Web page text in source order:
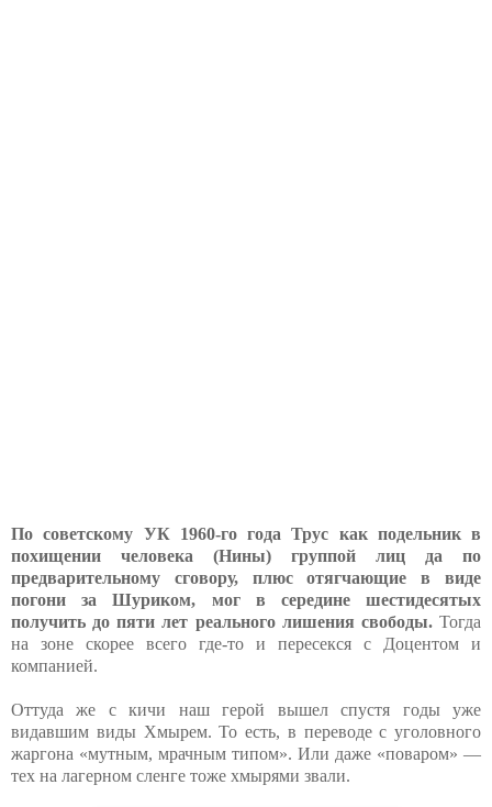
По советскому УК 1960-го года Трус как подельник в
похищении человека (Нины) группой лиц да по
предварительному сговору, плюс отягчающие в виде
погони за Шуриком, мог в середине шестидесятых
получить до пяти лет реального лишения свободы. Тогда
на зоне скорее всего где-то и пересекся с Доцентом и
компанией.
Оттуда же с кичи наш герой вышел спустя годы уже
видавшим виды Хмырем. То есть, в переводе с уголовного
жаргона «мутным, мрачным типом». Или даже «поваром» —
тех на лагерном сленге тоже хмырями звали.